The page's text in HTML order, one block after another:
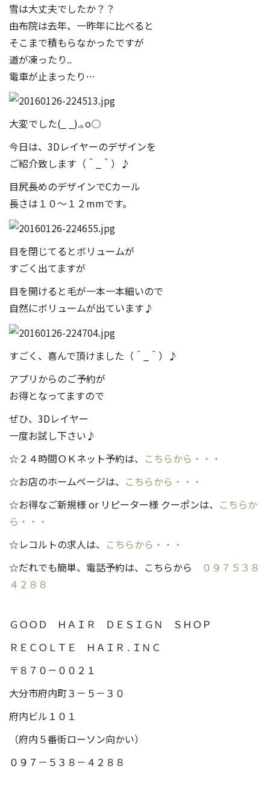
雪は大丈夫でしたか？？
由布院は去年、一昨年に比べると
そこまで積もらなかったですが
道が凍ったり..
電車が止まったり…
大変でした(_ _).｡o○
今日は、3Dレイヤーのデザインを
ご紹介致します（＾_＾）♪
目尻長めのデザインでCカール
長さは１０〜１２mmです。
目を閉じてるとボリュームが
すごく出てますが
目を開けると毛が一本一本細いので
自然にボリュームが出ています♪
すごく、喜んで頂けました（＾_＾）♪
アプリからのご予約が
お得となってますので
ぜひ、3Dレイヤー
一度お試し下さい♪
☆２４時間ＯＫネット予約は、 こちらから・・・
☆お店のホームページは、 こちらから・・・
☆お得なご新規様 or リピーター様 クーポンは、 こちらか
ら・・・
☆レコルトの求人は、 こちらから・・・
☆だれでも簡単、電話予約は、こちらから
０９７５３８
４２８８
ＧＯＯＤ ＨＡＩＲ ＤＥＳＩＧＮ ＳＨＯＰ
ＲＥＣＯＬＴＥ ＨＡＩＲ . ＩＮＣ
〒８７０－００２１
大分市府内町３－５－３０
府内ビル１０１
（府内５番街ローソン向かい）
０９７－５３８－４２８８